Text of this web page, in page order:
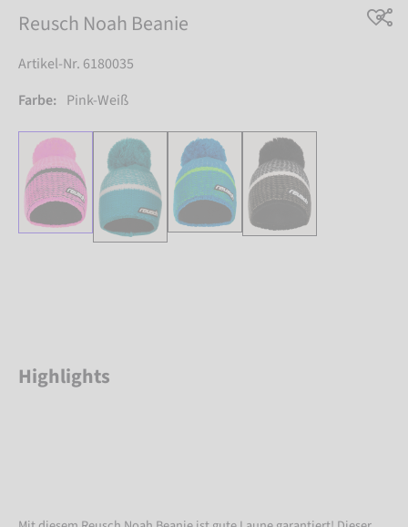
Reusch Noah Beanie
Artikel-Nr. 6180035
Farbe: Pink-Weiß
Highlights